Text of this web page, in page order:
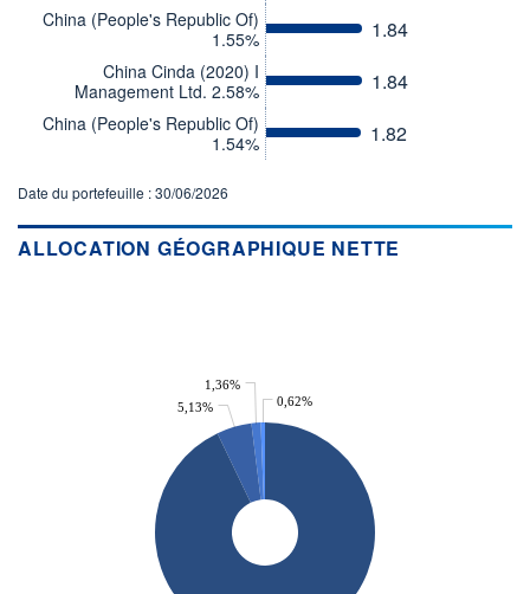
NOTATION MORNINGSTAR ⁽¹⁾
RISQUE DU FONDS (SRI)
2/7
China (People's Republic Of)
1.55%
1.84
China Cinda (2020) I
Management Ltd. 2.58%
1.84
China (People's Republic Of)
1.54%
1.82
Date du portefeuille : 30/06/2026
ALLOCATION GÉOGRAPHIQUE NETTE
5,13%
1,36%
0,62%